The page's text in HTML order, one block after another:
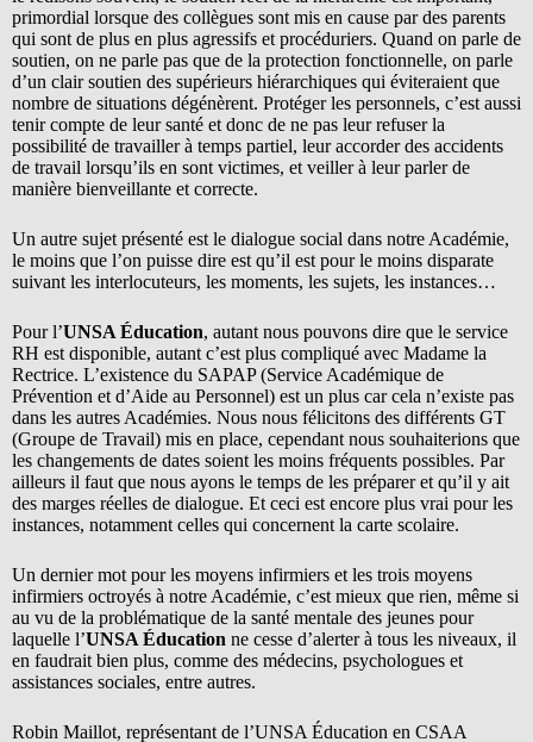
primordial lorsque des collègues sont mis en cause par des parents
qui sont de plus en plus agressifs et procéduriers. Quand on parle de
soutien, on ne parle pas que de la protection fonctionnelle, on parle
d’un clair soutien des supérieurs hiérarchiques qui éviteraient que
nombre de situations dégénèrent. Protéger les personnels, c’est aussi
tenir compte de leur santé et donc de ne pas leur refuser la
possibilité de travailler à temps partiel, leur accorder des accidents
de travail lorsqu’ils en sont victimes, et veiller à leur parler de
manière bienveillante et correcte.
Un autre sujet présenté est le dialogue social dans notre Académie,
le moins que l’on puisse dire est qu’il est pour le moins disparate
suivant les interlocuteurs, les moments, les sujets, les instances…
Pour l’UNSA Éducation, autant nous pouvons dire que le service
RH est disponible, autant c’est plus compliqué avec Madame la
Rectrice. L’existence du SAPAP (Service Académique de
Prévention et d’Aide au Personnel) est un plus car cela n’existe pas
dans les autres Académies. Nous nous félicitons des différents GT
(Groupe de Travail) mis en place, cependant nous souhaiterions que
les changements de dates soient les moins fréquents possibles. Par
ailleurs il faut que nous ayons le temps de les préparer et qu’il y ait
des marges réelles de dialogue. Et ceci est encore plus vrai pour les
instances, notamment celles qui concernent la carte scolaire.
Un dernier mot pour les moyens infirmiers et les trois moyens
infirmiers octroyés à notre Académie, c’est mieux que rien, même si
au vu de la problématique de la santé mentale des jeunes pour
laquelle l’UNSA Éducation ne cesse d’alerter à tous les niveaux, il
en faudrait bien plus, comme des médecins, psychologues et
assistances sociales, entre autres.
Robin Maillot, représentant de l’UNSA Éducation en CSAA